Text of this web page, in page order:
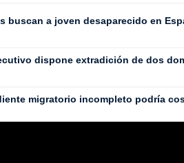
buscan a joven desaparecido en
dispone extradición de dos
migratorio incompleto podría